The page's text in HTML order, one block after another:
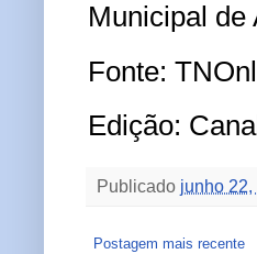
Municipal de
Fonte:
Edição:
Publicado junho 22,
Postagem mais recente